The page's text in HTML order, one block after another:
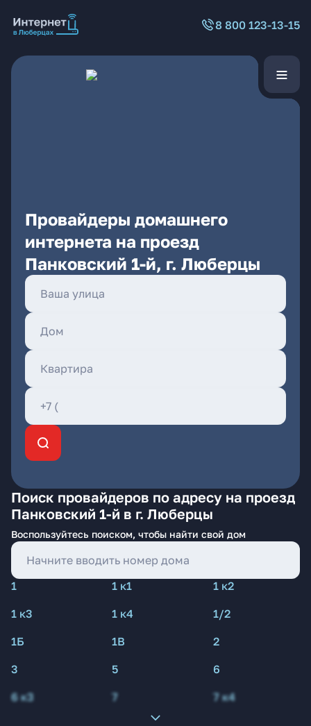
8 800 123-13-15
Провайдеры домашнего
интернета на проезд
Панковский 1-й, г. Люберцы
Поиск провайдеров по адресу на проезд
Панковский 1-й в г. Люберцы
Воспользуйтесь поиском, чтобы найти свой дом
1 1 к1
1 к2
1 к3
1 к4
1/2
1Б
1В
2
3
5
6
6 к3
7 7 к4